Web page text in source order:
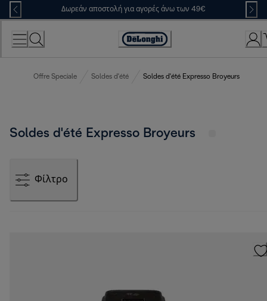
Skip
to
Content
Δωρεάν αποστολή για αγορές άνω των 49€
Accessibility
Offre Speciale Soldes d'été Soldes d'été Expresso Broyeurs
Soldes d'été Expresso Broyeurs
Φίλτρο